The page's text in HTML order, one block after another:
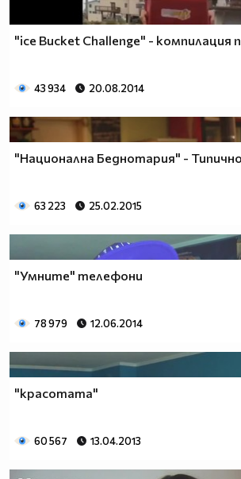
"ice Bucket Challenge" - компилация
43 934 20.08.2014
"Национална Беднотария" -
63 223 25.02.2015
"Умните" телефони
78 979 12.06.2014
"красотата"
60 567 13.04.2013